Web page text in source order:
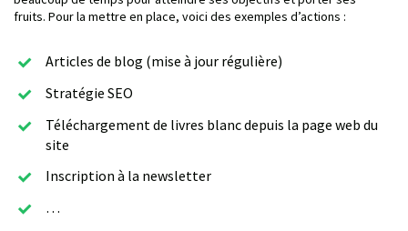
fruits. Pour la mettre en place, voici des exemples d’actions :
Articles de blog (mise à jour régulière)
Stratégie SEO
Téléchargement de livres blanc depuis la page web du
site
Inscription à la newsletter
…